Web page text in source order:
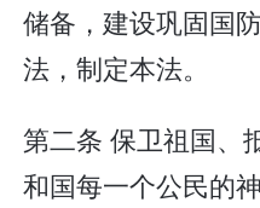
储备，建设巩固国
法，制定本法。
第二条 保卫祖国、
和国每一个公民的神